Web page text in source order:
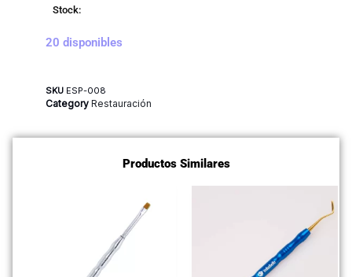
Stock:
20 disponibles
SKU ESP-008
Category Restauración
Productos Similares